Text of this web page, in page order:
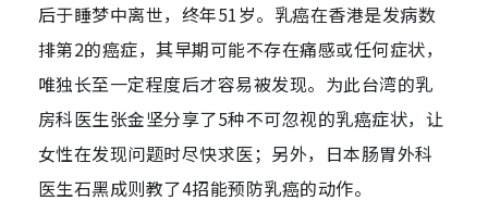
后于睡梦中离世，终年51岁。乳癌在香港是发病数
排第2的癌症，其早期可能不存在痛感或任何症状，
唯独长至一定程度后才容易被发现。为此台湾的乳
房科医生张金坚分享了5种不可忽视的乳癌症状，让
女性在发现问题时尽快求医；另外，日本肠胃外科
医生石黑成则教了4招能预防乳癌的动作。